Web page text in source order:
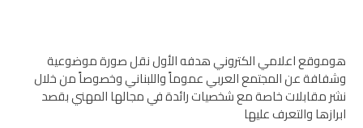
هوموقع اعلامي الكتروني هدفه الأول نقل صورة موضوعية
وشفافة عن المجتمع العربي عموماً واللبناني وخصوصاً من خلال
نشر مقابلات خاصة مع شخصيات رائدة في مجالها المهني بقصد
ابرازها والتعرف عليها